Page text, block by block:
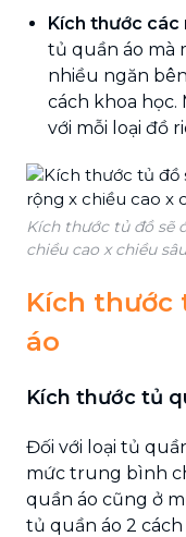
Kích thước các
tủ quần áo mà
nhiều ngăn
cách khoa
với mỗi loại đồ
Kích thước tủ đồ sẽ
chiều cao x chiều sâu
Kích thước
áo
Kích thước tủ
Đối với loại tủ
mức trung bình
quần áo cũng ở
tủ quần áo 2